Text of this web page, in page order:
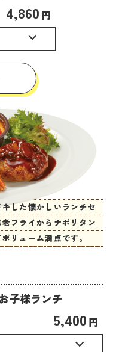
4,860 円
した懐かしいランチセ
フライからナポリタン
リューム満点です。
子様ランチ
5,400 円